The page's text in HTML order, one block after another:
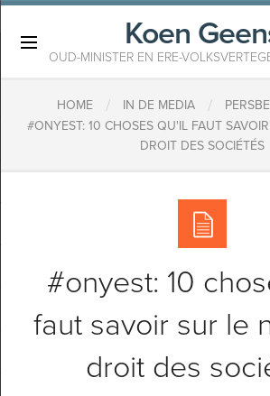
Koen
OUD-MINISTER EN ERE-
HOME / IN DE MEDIA /
#ONYEST: 10 CHOSES QU'IL FAUT
DROIT DES SOCIÉTÉS
#onyest: 10
faut savoir sur le
droit des